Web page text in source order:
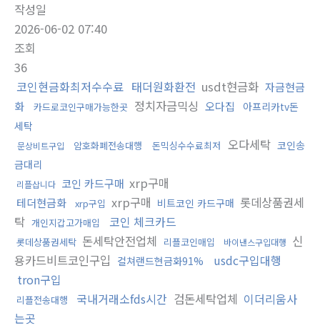
작성일
2026-06-02 07:40
조회
36
코인현금화최저수수료 태더원화환전 usdt현금화 자금현금
화
카드로코인구매가능한곳 정치자금믹싱 오다집
아프리카tv돈
세탁
문상비트구입 암호화폐전송대행 돈믹싱수수료최저 오다세탁 코인송
금대리
리플삽니다 코인 카드구매 xrp구매
테더현금화 xrp구입 xrp구매 비트코인 카드구매 롯데상품권세
탁 개인지갑고가매입 코인 체크카드
롯데상품권세탁 돈세탁안전업체 리플코인매입 바이낸스구입대행 신
용카드비트코인구입 컬쳐랜드현금화91%
usdc구입대행
tron구입
리플전송대행 국내거래소fds시간 검돈세탁업체 이더리움사
는곳